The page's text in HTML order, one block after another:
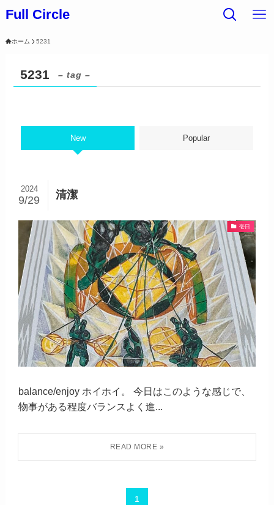
Full Circle
ホーム 5231
5231 – tag –
New Popular
清潔
2024
9/29
壱日
balance/enjoy ホイホイ。 今日はこのような感じで、
物事がある程度バランスよく進...
1